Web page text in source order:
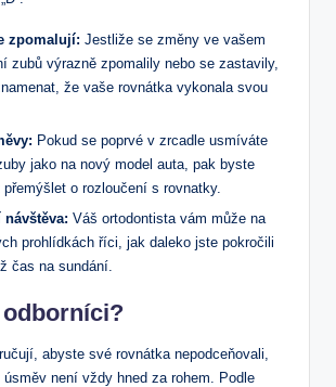
zpomalují: Jestliže se změny ve vašem
zubů výrazně zpomalily nebo se zastavily,
že vaše rovnátka vykonala svou
Pokud se poprvé v zrcadle usmíváte
jako na nový model auta, pak byste
o rozloučení s rovnatky.
Váš ortodontista vám může na
prohlídkách říci, jak daleko jste pokročili
čas na sundání.
abyste své rovnátka nepodceňovali,
není vždy hned za rohem. Podle